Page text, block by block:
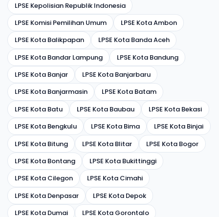
LPSE Kepolisian Republik Indonesia
LPSE Komisi Pemilihan Umum
LPSE Kota Ambon
LPSE Kota Balikpapan
LPSE Kota Banda Aceh
LPSE Kota Bandar Lampung
LPSE Kota Bandung
LPSE Kota Banjar
LPSE Kota Banjarbaru
LPSE Kota Banjarmasin
LPSE Kota Batam
LPSE Kota Batu
LPSE Kota Baubau
LPSE Kota Bekasi
LPSE Kota Bengkulu
LPSE Kota Bima
LPSE Kota Binjai
LPSE Kota Bitung
LPSE Kota Blitar
LPSE Kota Bogor
LPSE Kota Bontang
LPSE Kota Bukittinggi
LPSE Kota Cilegon
LPSE Kota Cimahi
LPSE Kota Denpasar
LPSE Kota Depok
LPSE Kota Dumai
LPSE Kota Gorontalo